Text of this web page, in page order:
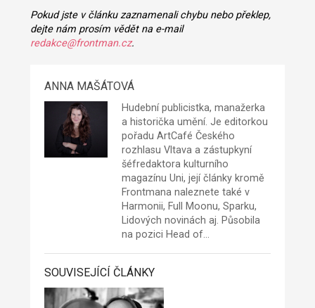
Pokud jste v článku zaznamenali chybu nebo překlep,
dejte nám prosím vědět na e-mail
redakce@frontman.cz.
ANNA MAŠÁTOVÁ
Hudební publicistka, manažerka
a historička umění. Je editorkou
pořadu ArtCafé Českého
rozhlasu Vltava a zástupkyní
šéfredaktora kulturního
magazínu Uni, její články kromě
Frontmana naleznete také v
Harmonii, Full Moonu, Sparku,
Lidových novinách aj. Působila
na pozici Head of…
SOUVISEJÍCÍ ČLÁNKY